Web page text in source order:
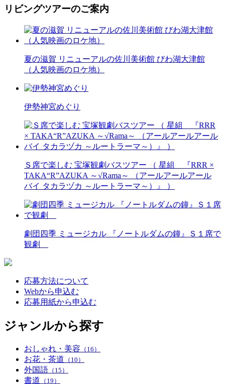
リビングツアーのご案内
夏の滋賀 リニューアルの佐川美術館 びわ湖大津館
（人気映画のロケ地）
伊勢神宮めぐり
Ｓ席で楽しむ 宝塚観劇バスツアー （ 星組 『RRR ×
TAKA“R”AZUKA ～√Rama～ （アールアールアール
バイ タカラヅカ ～ルートラーマ～）』 ）
劇団四季 ミュージカル 『ノートルダムの鐘』Ｓ１席で
観劇
応募方法について
Webから申込む
応募用紙から申込む
ジャンルから探す
おしゃれ・美容 （16）
お花・茶道 （10）
外国語 （15）
書道 （19）